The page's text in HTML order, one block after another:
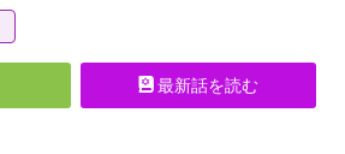
最新話を読む